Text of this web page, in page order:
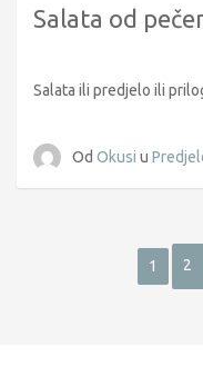
Salata od
Salata ili predjelo ili
Od Okusi u
1 2